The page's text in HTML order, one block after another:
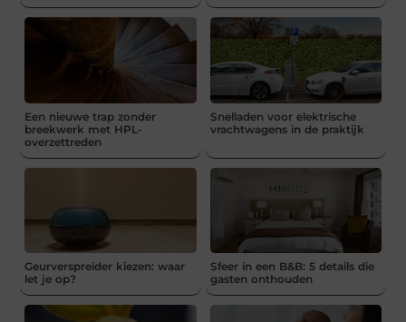
Een nieuwe trap zonder
breekwerk met HPL-
overzettreden
Snelladen voor elektrische
vrachtwagens in de praktijk
Geurverspreider kiezen: waar
let je op?
Sfeer in een B&B: 5 details die
gasten onthouden